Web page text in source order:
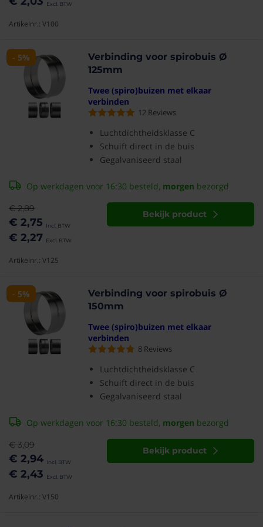
Artikelnr.: V100
- 5%
Verbinding voor spirobuis Ø
125mm
Twee (spiro)buizen met elkaar
verbinden
12 Reviews
Luchtdichtheidsklasse C
Schuift direct in de buis
Gegalvaniseerd staal
€ 2,75
€ 2,27
€ 2,89
Op werkdagen voor 16:30 besteld, morgen bezorgd
Bekijk product
Artikelnr.: V125
- 5%
Verbinding voor spirobuis Ø
150mm
Twee (spiro)buizen met elkaar
verbinden
8 Reviews
Luchtdichtheidsklasse C
Schuift direct in de buis
Gegalvaniseerd staal
€ 2,94
€ 2,43
€ 3,09
Op werkdagen voor 16:30 besteld, morgen bezorgd
Bekijk product
Artikelnr.: V150